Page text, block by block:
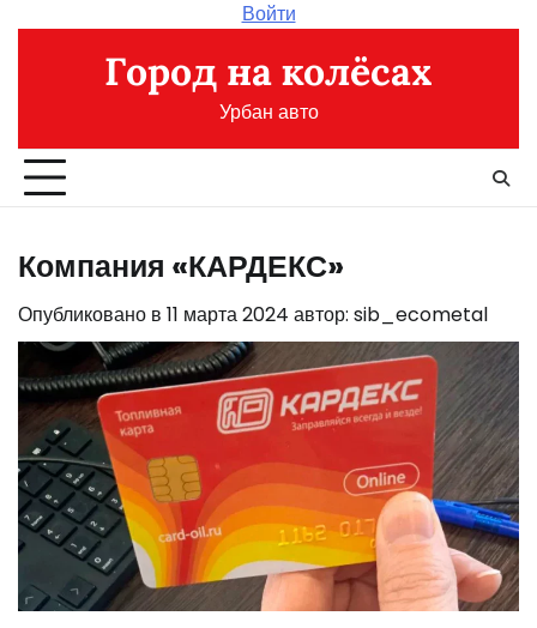
содержимому
Войти
Город на колёсах
Урбан авто
Компания «КАРДЕКС»
Опубликовано в 11 марта 2024 автор: sib_ecometal